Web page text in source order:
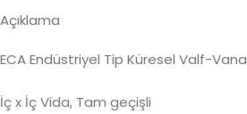
Açıklama
ECA Endüstriyel Tip Küresel Valf-Vana
İç x İç Vida, Tam geçişli